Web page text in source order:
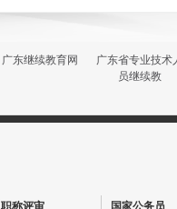
广东继续教育网
广东省专业技术
员继续教
职称评审
国家公务员